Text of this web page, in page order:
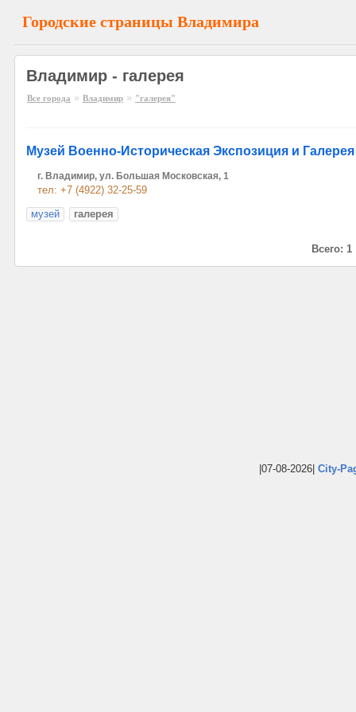
Городские страницы Владимира
Владимир - галерея
Все города » Владимир » "галерея"
Музей Военно-Историческая Экспозиция и
г. Владимир, ул. Большая Московская, 1
тел: +7 (4922) 32-25-59
музей
галерея
Всего: 1
|07-08-2026| City-